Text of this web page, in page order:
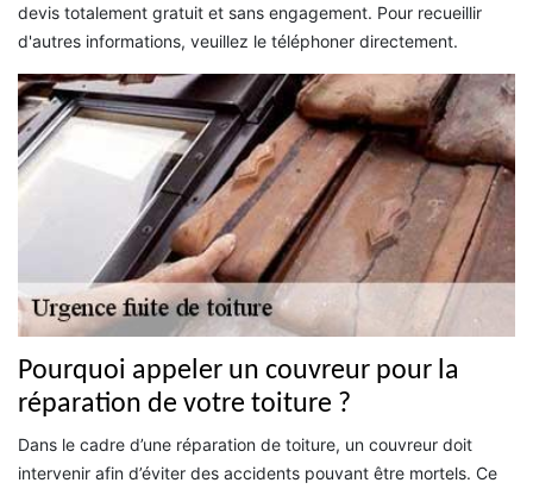
devis totalement gratuit et sans engagement. Pour recueillir
d'autres informations, veuillez le téléphoner directement.
Pourquoi appeler un couvreur pour la
réparation de votre toiture ?
Dans le cadre d’une réparation de toiture, un couvreur doit
intervenir afin d’éviter des accidents pouvant être mortels. Ce